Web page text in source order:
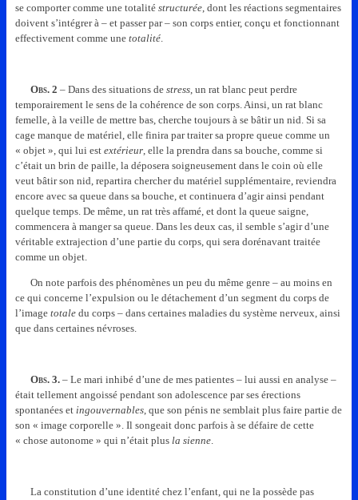
se comporter comme une totalité structurée, dont les réactions segmentaires
doivent s’intégrer à – et passer par – son corps entier, conçu et fonctionnant
effectivement comme une totalité.
Obs.2 – Dans des situations de stress, un rat blanc peut perdre
temporairement le sens de la cohérence de son corps. Ainsi, un rat blanc
femelle, à la veille de mettre bas, cherche toujours à se bâtir un nid. Si sa
cage manque de matériel, elle finira par traiter sa propre queue comme un
« objet », qui lui est extérieur, elle la prendra dans sa bouche, comme si
c’était un brin de paille, la déposera soigneusement dans le coin où elle
veut bâtir son nid, repartira chercher du matériel supplémentaire, reviendra
encore avec sa queue dans sa bouche, et continuera d’agir ainsi pendant
quelque temps. De même, un rat très affamé, et dont la queue saigne,
commencera à manger sa queue. Dans les deux cas, il semble s’agir d’une
véritable extrajection d’une partie du corps, qui sera dorénavant traitée
comme un objet.
On note parfois des phénomènes un peu du même genre – au moins en
ce qui concerne l’expulsion ou le détachement d’un segment du corps de
l’image totaledu corps – dans certaines maladies du système nerveux, ainsi
que dans certaines névroses.
Obs.3.– Le mari inhibé d’une de mes patientes – lui aussi en analyse –
était tellement angoissé pendant son adolescence par ses érections
spontanées et ingouvernables, que son pénis ne semblait plus faire partie de
son « image corporelle ». Il songeait donc parfois à se défaire de cette
« chose autonome » qui n’était plus la sienne.
La constitution d’une identité chez l’enfant, qui ne la possède pas